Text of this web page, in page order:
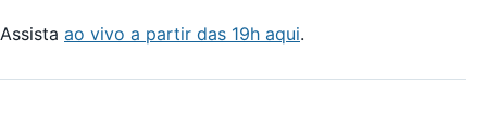
Assista ao vivo a partir das 19h aqui.